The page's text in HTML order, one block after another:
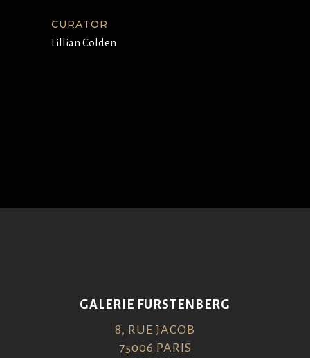
CURATOR
Lillian Colden
GALERIE FURSTENBERG
8, RUE JACOB
75006 PARIS